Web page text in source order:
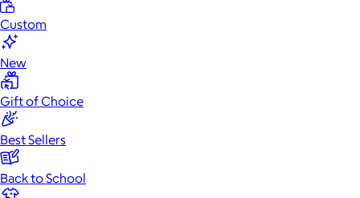
Custom
New
Gift of Choice
Best Sellers
Back to School